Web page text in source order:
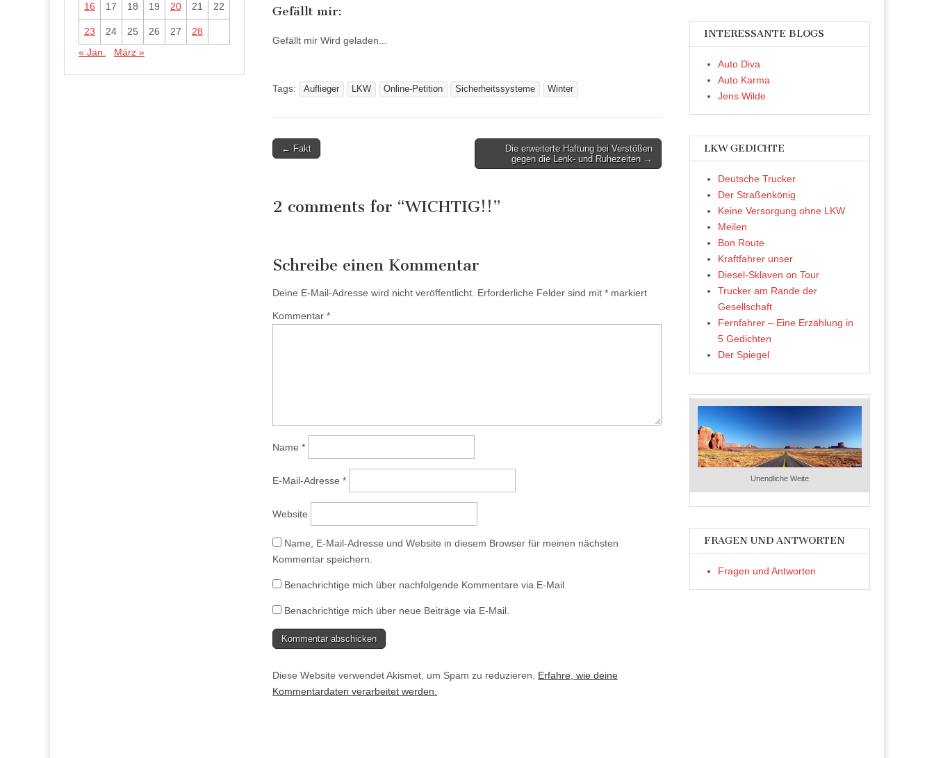
Gefällt mir:
Gefällt mir Wird geladen...
Tags: Auflieger LKW Online-Petition Sicherheitssysteme Winter
Post
← Fakt
Die erweiterte Haftung bei Verstößen
gegen die Lenk- und Ruhezeiten →
2 comments for “WICHTIG!!”
Schreibe einen Kommentar
Deine E-Mail-Adresse wird nicht veröffentlicht. Erforderliche Felder sind mit * markiert
Kommentar *
Name *
E-Mail-Adresse *
Website
Name, E-Mail-Adresse und Website in diesem Browser für meinen nächsten
Kommentar speichern.
Benachrichtige mich über nachfolgende Kommentare via E-Mail.
Benachrichtige mich über neue Beiträge via E-Mail.
Diese Website verwendet Akismet, um Spam zu reduzieren. Erfahre, wie deine
Kommentardaten verarbeitet werden.
16 17 18 19 20 21 22
23 24 25 26 27
28
« Jan.
März »
INTERESSANTE BLOGS
Auto Diva
Auto Karma
Jens Wilde
LKW GEDICHTE
Deutsche Trucker
Der Straßenkönig
Keine Versorgung ohne LKW
Meilen
Bon Route
Kraftfahrer unser
Diesel-Sklaven on Tour
Trucker am Rande der
Gesellschaft
Fernfahrer – Eine Erzählung in
5 Gedichten
Der Spiegel
Unendliche Weite
FRAGEN UND ANTWORTEN
Fragen und Antworten